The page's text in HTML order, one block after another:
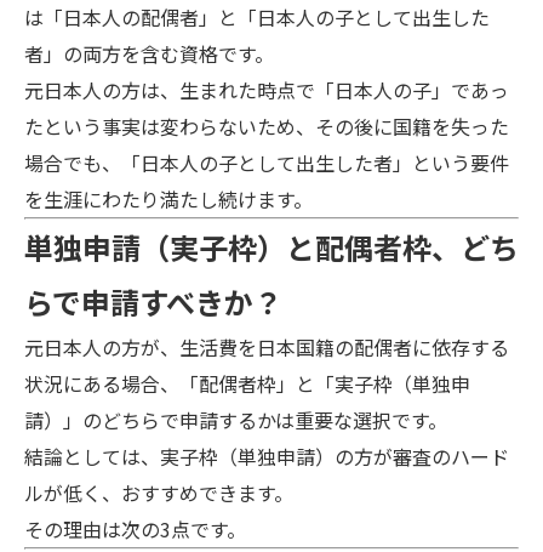
は「日本人の配偶者」と「日本人の子として出生した
者」の両方を含む資格です。
元日本人の方は、生まれた時点で「日本人の子」であっ
たという事実は変わらないため、その後に国籍を失った
場合でも、「日本人の子として出生した者」という要件
を生涯にわたり満たし続けます。
単独申請（実子枠）と配偶者枠、どち
らで申請すべきか？
元日本人の方が、生活費を日本国籍の配偶者に依存する
状況にある場合、「配偶者枠」と「実子枠（単独申
請）」のどちらで申請するかは重要な選択です。
結論としては、実子枠（単独申請）の方が審査のハード
ルが低く、おすすめできます。
その理由は次の3点です。